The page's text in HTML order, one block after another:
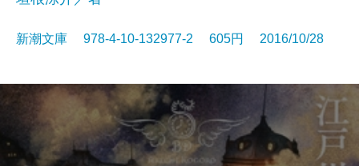
新潮文庫 978-4-10-132977-2 605円 2016/10/28